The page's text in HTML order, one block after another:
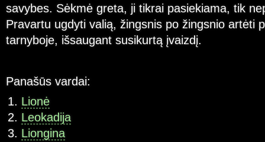
savybes. Sėkmė greta, ji tikrai pasiekiama, tik
Pravartu ugdyti valią, žingsnis po žingsnio artėti
tarnyboje, išsaugant susikurtą įvaizdį.
Panašūs vardai:
Lionė
Leokadija
Liongina